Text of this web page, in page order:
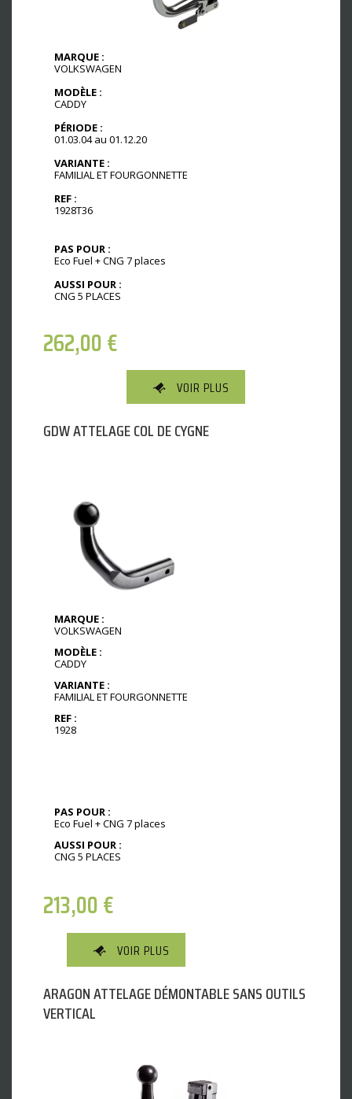
MARQUE :
VOLKSWAGEN
MODÈLE :
CADDY
PÉRIODE :
01.03.04 au 01.12.20
VARIANTE :
FAMILIAL ET FOURGONNETTE
REF :
1928T36
PAS POUR :
Eco Fuel + CNG 7 places
AUSSI POUR :
CNG 5 PLACES
262,00€
VOIR PLUS
GDW ATTELAGE COL DE CYGNE
MARQUE :
VOLKSWAGEN
MODÈLE :
CADDY
VARIANTE :
FAMILIAL ET FOURGONNETTE
REF :
1928
PAS POUR :
Eco Fuel + CNG 7 places
AUSSI POUR :
CNG 5 PLACES
213,00€
VOIR PLUS
ARAGON ATTELAGE DÉMONTABLE SANS OUTILS
VERTICAL